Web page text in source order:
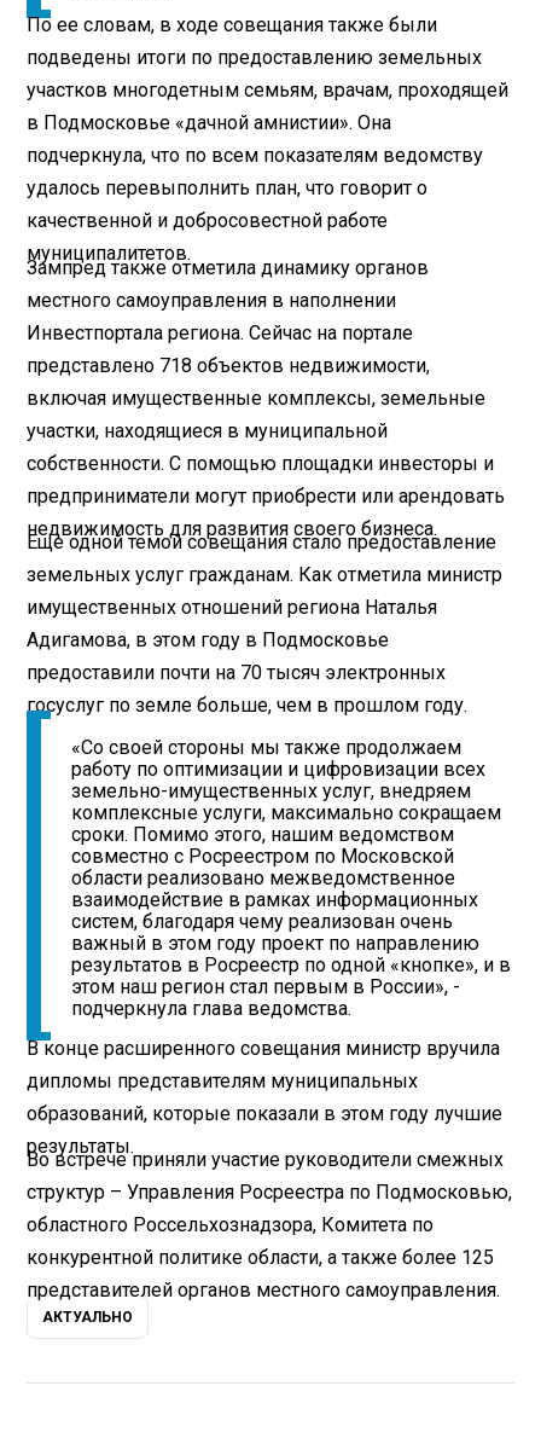
По ее словам, в ходе совещания также были
подведены итоги по предоставлению земельных
участков многодетным семьям, врачам, проходящей
в Подмосковье «дачной амнистии». Она
подчеркнула, что по всем показателям ведомству
удалось перевыполнить план, что говорит о
качественной и добросовестной работе
муниципалитетов.
Зампред также отметила динамику органов
местного самоуправления в наполнении
Инвестпортала региона. Сейчас на портале
представлено 718 объектов недвижимости,
включая имущественные комплексы, земельные
участки, находящиеся в муниципальной
собственности. С помощью площадки инвесторы и
предприниматели могут приобрести или арендовать
недвижимость для развития своего бизнеса.
Еще одной темой совещания стало предоставление
земельных услуг гражданам. Как отметила министр
имущественных отношений региона Наталья
Адигамова, в этом году в Подмосковье
предоставили почти на 70 тысяч электронных
госуслуг по земле больше, чем в прошлом году.
«Со своей стороны мы также продолжаем
работу по оптимизации и цифровизации всех
земельно-имущественных услуг, внедряем
комплексные услуги, максимально сокращаем
сроки. Помимо этого, нашим ведомством
совместно с Росреестром по Московской
области реализовано межведомственное
взаимодействие в рамках информационных
систем, благодаря чему реализован очень
важный в этом году проект по направлению
результатов в Росреестр по одной «кнопке», и в
этом наш регион стал первым в России», -
подчеркнула глава ведомства.
В конце расширенного совещания министр вручила
дипломы представителям муниципальных
образований, которые показали в этом году лучшие
результаты.
Во встрече приняли участие руководители смежных
структур – Управления Росреестра по Подмосковью,
областного Россельхознадзора, Комитета по
конкурентной политике области, а также более 125
представителей органов местного самоуправления.
АКТУАЛЬНО